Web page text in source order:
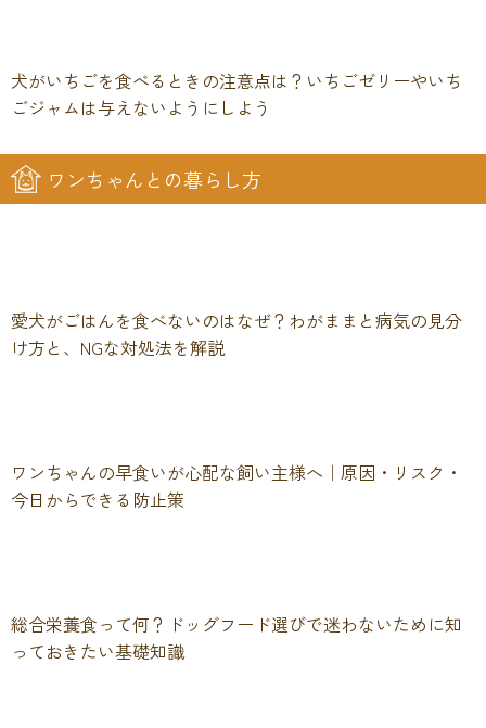
犬がいちごを食べるときの注意点は？いちごゼリーやいち
ごジャムは与えないようにしよう
ワンちゃんとの暮らし方
愛犬がごはんを食べないのはなぜ？わがままと病気の見分
け方と、NGな対処法を解説
ワンちゃんの早食いが心配な飼い主様へ｜原因・リスク・
今日からできる防止策
総合栄養食って何？ドッグフード選びで迷わないために知
っておきたい基礎知識